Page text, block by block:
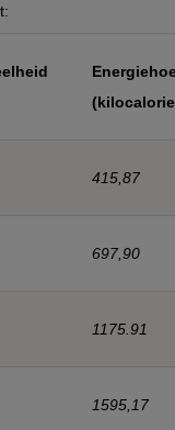
415,87
697,90
1175.91
1595,17